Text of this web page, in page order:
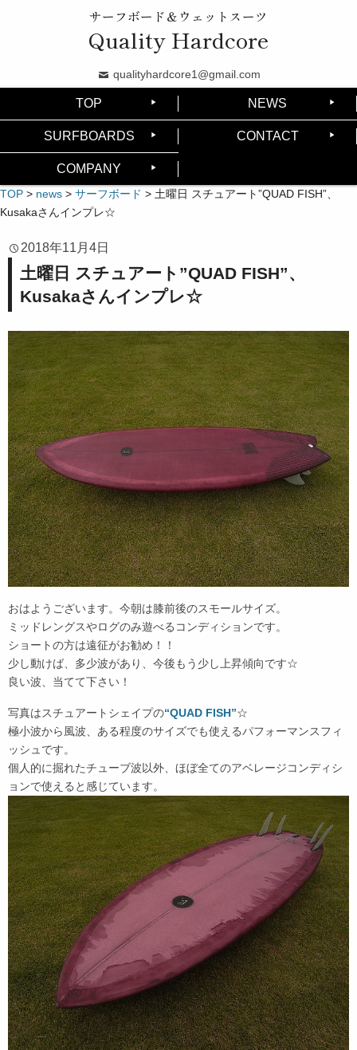
サーフボード＆ウェットスーツ
Quality Hardcore
qualityhardcore1@gmail.com
TOP NEWS
SURFBOARDS CONTACT
COMPANY
TOP > news > サーフボード > 土曜日 スチュアート”QUAD FISH”、
Kusakaさんインプレ☆
2018年11月4日
土曜日 スチュアート”QUAD FISH”、
Kusakaさんインプレ☆
おはようございます。今朝は膝前後のスモールサイズ。
ミッドレングスやログのみ遊べるコンディションです。
ショートの方は遠征がお勧め！！
少し動けば、多少波があり、今後もう少し上昇傾向です☆
良い波、当てて下さい！
写真はスチュアートシェイプの“QUAD FISH”☆
極小波から風波、ある程度のサイズでも使えるパフォーマンスフィ
ッシュです。
個人的に掘れたチューブ波以外、ほぼ全てのアベレージコンディシ
ョンで使えると感じています。